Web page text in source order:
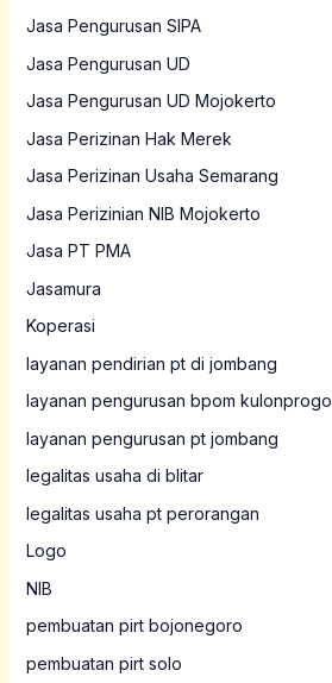
Jasa Pengurusan SIPA
Jasa Pengurusan UD
Jasa Pengurusan UD Mojokerto
Jasa Perizinan Hak Merek
Jasa Perizinan Usaha Semarang
Jasa Perizinian NIB Mojokerto
Jasa PT PMA
Jasamura
Koperasi
layanan pendirian pt di jombang
layanan pengurusan bpom kulonprogo
layanan pengurusan pt jombang
legalitas usaha di blitar
legalitas usaha pt perorangan
Logo
NIB
pembuatan pirt bojonegoro
pembuatan pirt solo